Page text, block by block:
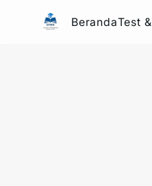
BerandaTest